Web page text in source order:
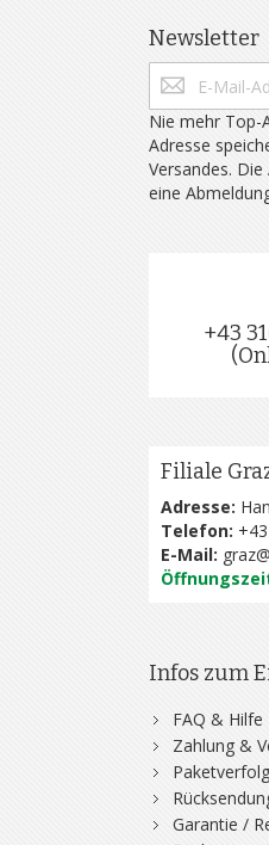
Newsletter
Nie mehr Top-
Adresse
Versandes.
eine
+43
Filiale
Adresse:
Telefon:
E-Mail:
Infos zum
FAQ & Hilfe
Zahlung &
Garantie /